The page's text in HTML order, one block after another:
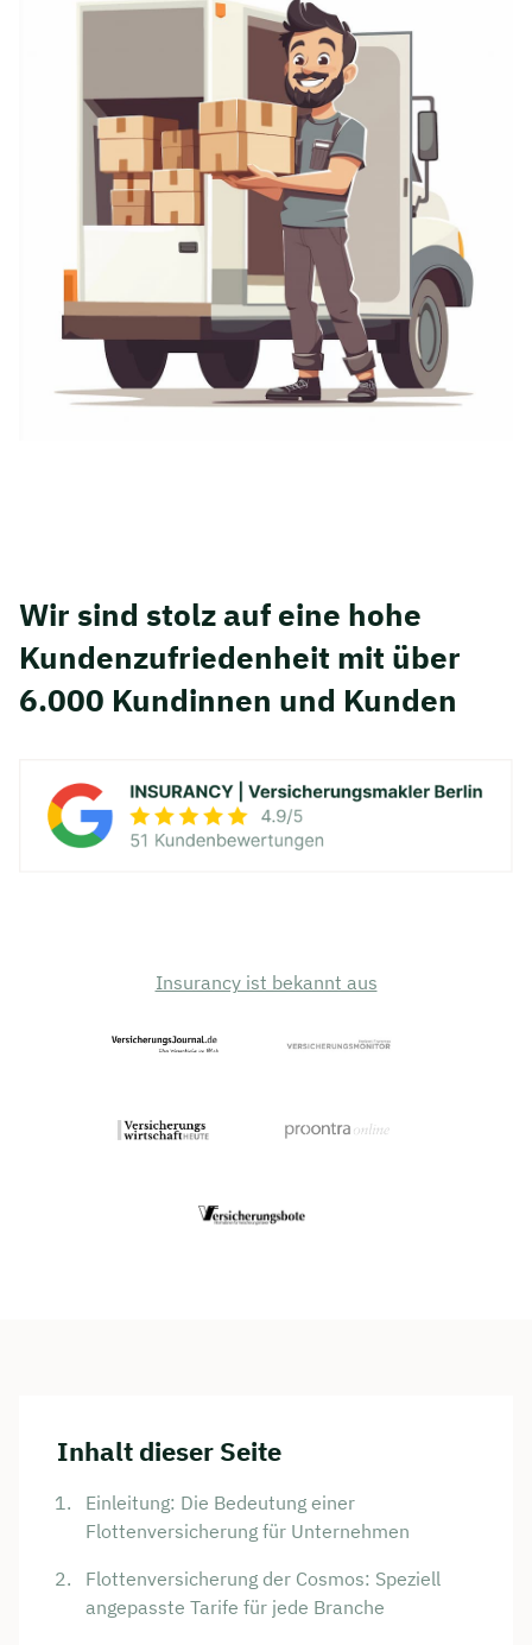
Wir sind stolz auf eine hohe
Kunden­zufriedenheit mit über
6.000 Kundinnen und Kunden
Insurancy ist bekannt aus
Inhalt dieser Seite
Einleitung: Die Bedeutung einer
Flottenversicherung für Unternehmen
Flottenversicherung der Cosmos: Speziell
angepasste Tarife für jede Branche